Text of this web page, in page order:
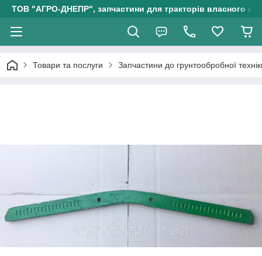
ТОВ "АГРО-ДНЕПР", запчастини для тракторів власного
Товари та послуги Запчастини до грунтообробної